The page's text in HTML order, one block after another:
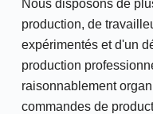
Nous disposons de
production, de
expérimentés et d'un
production
raisonnablement
commandes de